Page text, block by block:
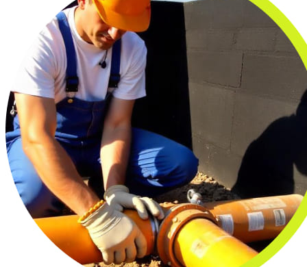
Калининград
Набережные Челны
Тольятти
Барнаул
Махачкала
Пенза
Чебоксары
Белгород
Мытищи
Иваново
Оренбург
Кемерово
Владимир
Минск
Сыктывкар
Псков
Орёл
Симферополь
Геленджик